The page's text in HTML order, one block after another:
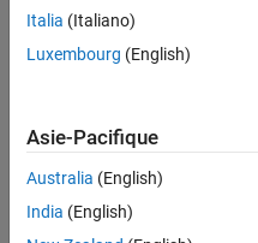
ou
afficher
l’ensemble
d'emploi.
malgré
tout
vous
Italia (Italiano)
Luxembourg (English)
Asie-Pacifique
Australia (English)
India (English)